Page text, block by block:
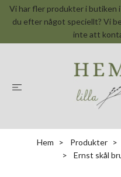
Vi har fler produkter i butiken
du efter något speciellt? Vi
inte att
Hem Produkter
Ernst skål